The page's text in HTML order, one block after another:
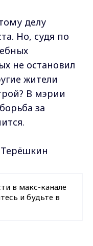
делу
Но, судя по
не остановил
жители
В мэрии
за
в макс-канале
и будьте в